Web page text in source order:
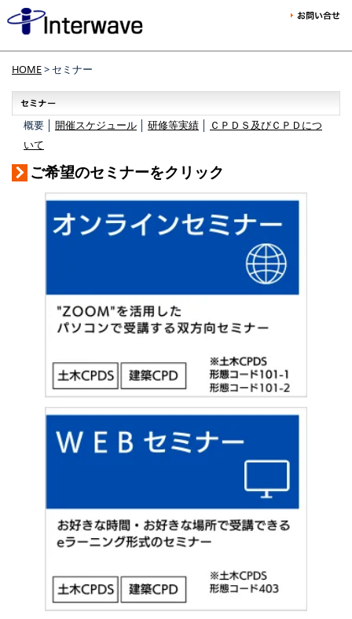
HOME> セミナー
概要 │ 開催スケジュール 研修等実績
ＣＰＤＳ及びＣＰＤにつ
いて
ご希望のセミナーをクリック